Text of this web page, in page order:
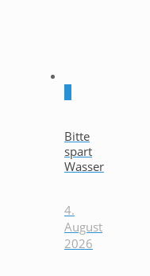
Bitte
spart
Wasser
4.
August
2026